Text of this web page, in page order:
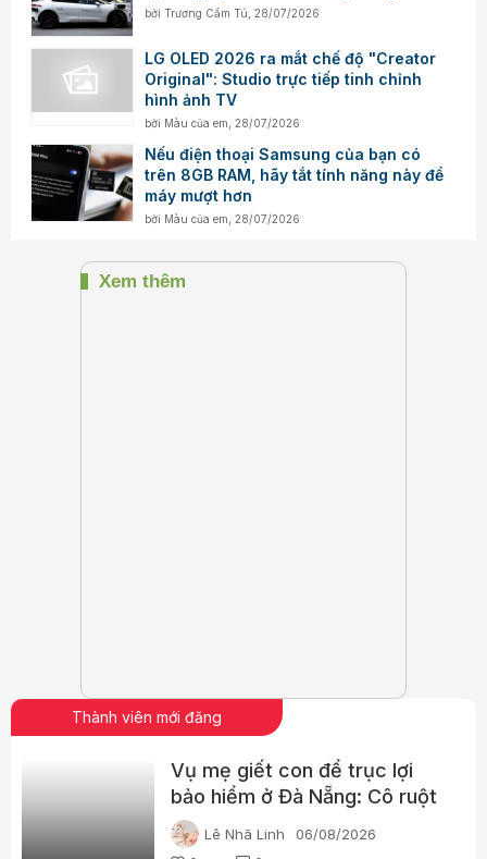
bởiTrương Cẩm Tú ,28/07/2026
LG OLED 2026 ra mắt chế độ "Creator
Original": Studio trực tiếp tinh chỉnh
hình ảnh TV
bởi Màu của em ,28/07/2026
Nếu điện thoại Samsung của bạn có
trên 8GB RAM, hãy tắt tính năng này để
máy mượt hơn
bởi Màu của em ,28/07/2026
Thành viên mới đăng
Vụ mẹ giết con để trục lợi
bảo hiểm ở Đà Nẵng: Cô ruột
phát hiện dấu hiệu bất thường
Lê Nhã Linh
06/08/2026